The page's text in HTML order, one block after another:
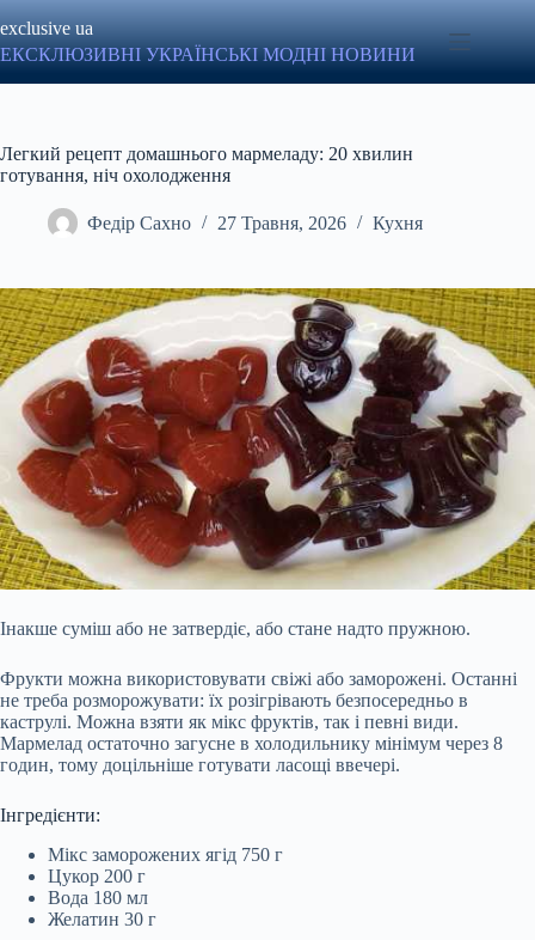
до
вмісту
exclusive ua
ЕКСКЛЮЗИВНІ УКРАЇНСЬКІ МОДНІ НОВИНИ
Легкий рецепт домашнього мармеладу: 20 хвилин
готування, ніч охолодження
Федір Сахно 27 Травня, 2026 Кухня
Інакше суміш або не затвердіє, або стане надто пружною.
Фрукти можна використовувати свіжі або заморожені. Останні
не треба розморожувати: їх розігрівають безпосередньо в
каструлі. Можна взяти як мікс фруктів, так і певні види.
Мармелад остаточно загусне в холодильнику мінімум через 8
годин, тому доцільніше готувати ласощі ввечері.
Інгредієнти:
Мікс заморожених ягід 750 г
Цукор 200 г
Вода 180 мл
Желатин 30 г